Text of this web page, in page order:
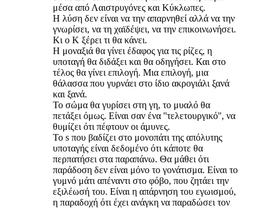
μέσα από Λαιστρυγόνες και Κύκλωπες.
Η λύση δεν είναι να την απαρνηθεί αλλά να την
γνωρίσει, να τη χαϊδέψει, να την επικοινωνήσει.
Κι ο Κ ξέρει τι θα κάνει.
Η μοναξιά θα γίνει έδαφος για τις ρίζες, η
υποταγή θα διδάξει και θα οδηγήσει. Και στο
τέλος θα γίνει επιλογή. Μια επιλογή, μια
θάλασσα που γυρνάει στο ίδιο ακρογιάλι ξανά
και ξανά.
Το σώμα θα γυρίσει στη γη, το μυαλό θα
πετάξει όμως. Είναι σαν ένα ''τελετουργικό'', να
θυμίζει ότι πέφτουν οι άμυνες.
Το s που βαδίζει στο μονοπάτι της απόλυτης
υποταγής είναι δεδομένο ότι κάποτε θα
περπατήσει στα παραπάνω. Θα μάθει ότι
παράδοση δεν είναι μόνο το γονάτισμα. Είναι το
γυμνό μάτι απέναντι στο φόβο, που ζητάει την
εξιλέωσή του. Είναι η απάρνηση του εγωισμού,
η παραδοχή ότι έχει ανάγκη να παραδώσει τον